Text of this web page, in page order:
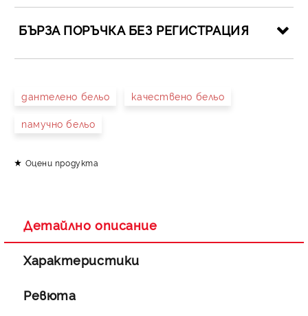
БЪРЗА ПОРЪЧКА БЕЗ РЕГИСТРАЦИЯ
дантелено бельо качествено бельо
памучно бельо
Оцени продукта
Детайлно описание
Характеристики
Ревюта